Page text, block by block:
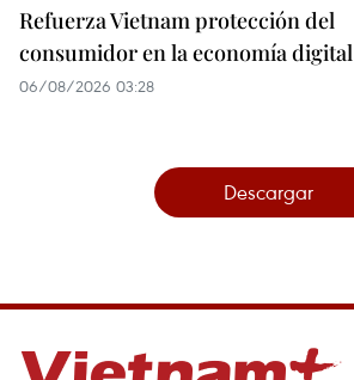
Refuerza Vietnam protección del
consumidor en la economía digital
06/08/2026 03:28
Descargar